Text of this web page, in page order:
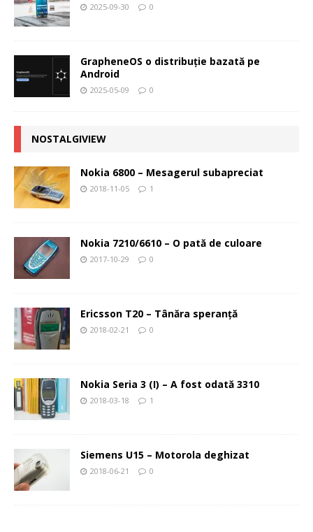
2025-09-30 0
GrapheneOS o distribuție bazată pe
Android
2025-05-09 0
NOSTALGIVIEW
Nokia 6800 – Mesagerul subapreciat
2018-11-05 1
Nokia 7210/6610 – O pată de culoare
2017-10-29 0
Ericsson T20 – Tânăra speranţă
2018-02-21 0
Nokia Seria 3 (I) – A fost odată 3310
2018-03-18 1
Siemens U15 – Motorola deghizat
2018-06-21 0